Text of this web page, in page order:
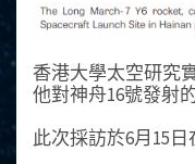
香港大學太空研究
他對神舟16號發射
此次採訪於6月15